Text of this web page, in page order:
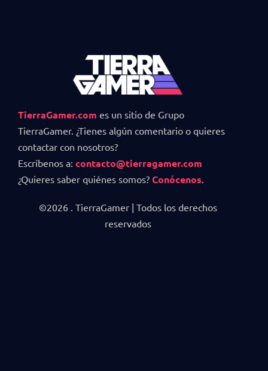
TierraGamer.com es un sitio de Grupo
TierraGamer. ¿Tienes algún comentario o quieres
contactar con nosotros?
Escríbenos a: contacto@tierragamer.com
¿Quieres saber quiénes somos? Conócenos.
©2026 . TierraGamer | Todos los derechos
reservados